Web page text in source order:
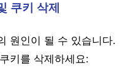
쿠키 삭제
원인이 될 수 있습니다.
키를 삭제하세요: